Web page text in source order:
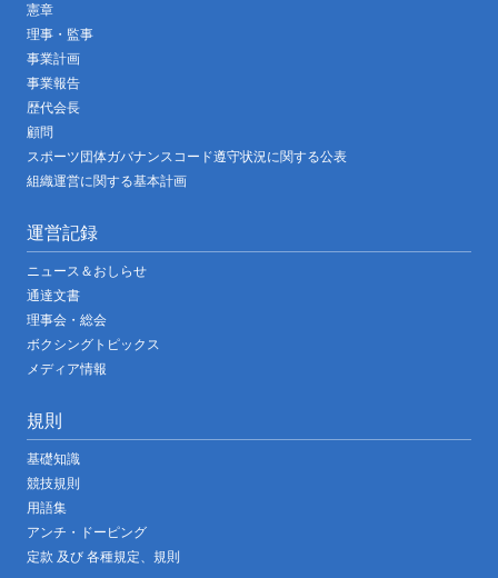
憲章
理事・監事
事業計画
事業報告
歴代会長
顧問
スポーツ団体ガバナンスコード遵守状況に関する公表
組織運営に関する基本計画
運営記録
ニュース＆おしらせ
通達文書
理事会・総会
ボクシングトピックス
メディア情報
規則
基礎知識
競技規則
用語集
アンチ・ドーピング
定款 及び 各種規定、規則